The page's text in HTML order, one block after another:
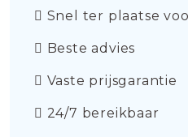
Snel ter plaatse
Beste advies
Vaste prijsgarantie
24/7 bereikbaar